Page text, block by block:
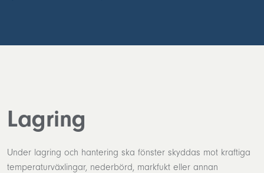
Lagring
Under lagring och hantering ska fönster skyddas mot kraftiga
temperaturväxlingar, nederbörd, markfukt eller annan